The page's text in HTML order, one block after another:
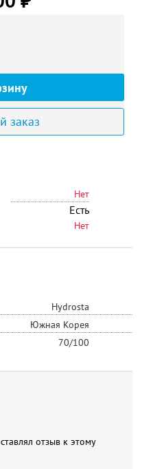
заказ
Нет
Есть
Нет
Hydrosta
Южная Корея
70/100
отзыв к этому